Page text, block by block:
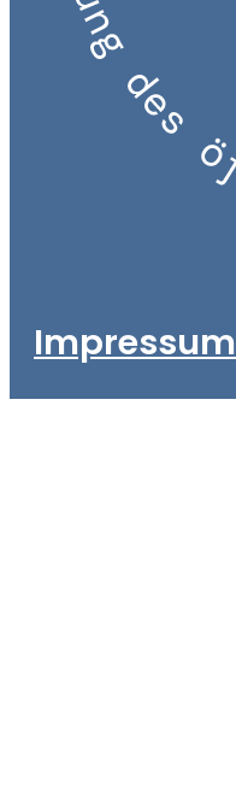
Impressum